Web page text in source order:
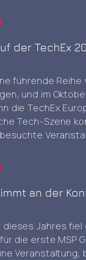
Berlin
physische
sich in digitalen
der TechEx
führende Reihe
und im
die TechEx
Tech-Szene
die am selben
an der
dieses Jahres fiel
die erste MSP
Veranstaltung,